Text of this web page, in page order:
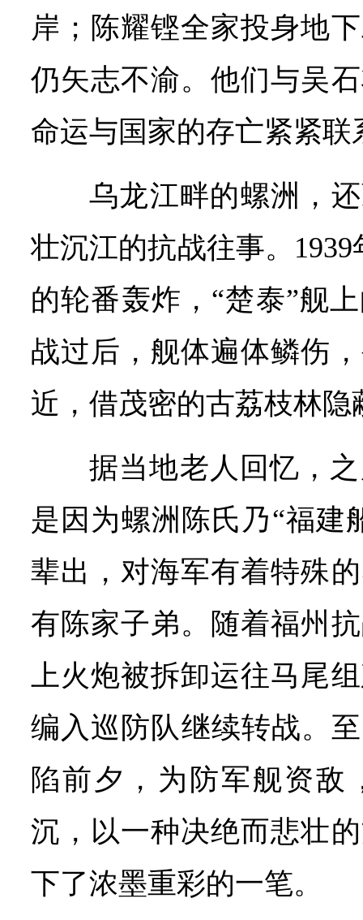
岸；陈耀铿全家投身地
仍矢志不渝。他们与吴
命运与国家的存亡紧紧联
乌龙江畔的螺洲，
壮沉江的抗战往事。
的轮番轰炸，“楚泰”舰
战过后，舰体遍体鳞伤
近，借茂密的古荔枝林隐
据当地老人回忆，
是因为螺洲陈氏乃“福建
辈出，对海军有着特殊
有陈家子弟。随着福州
上火炮被拆卸运往马尾
编入巡防队继续转战。
陷前夕，为防军舰资敌
沉，以一种决绝而悲壮
下了浓墨重彩的一笔。